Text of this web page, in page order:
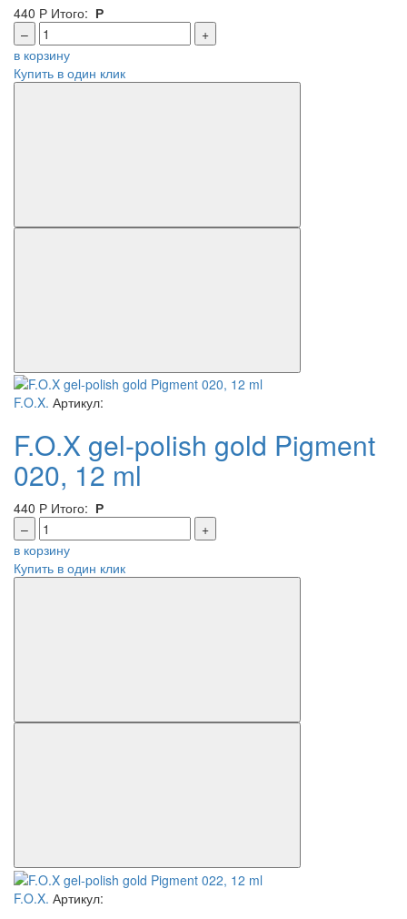
440 Р Итого: Р
–
+
в корзину
Купить в один клик
F.O.X. Артикул:
F.O.X gel-polish gold Pigment
020, 12 ml
440 Р Итого: Р
–
+
в корзину
Купить в один клик
F.O.X. Артикул: